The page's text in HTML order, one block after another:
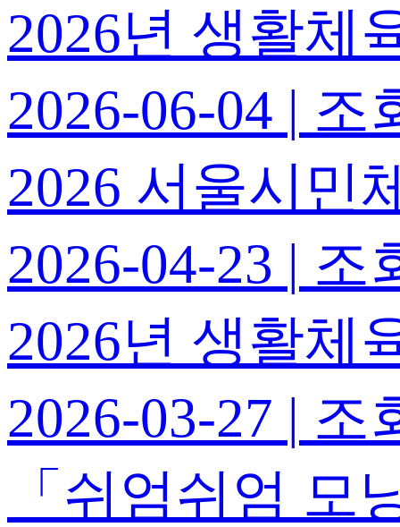
2026년 생활체
2026-06-04 | 조
2026 서울시민
2026-04-23 | 조
2026년 생활체
2026-03-27 | 조
「쉬엄쉬엄 모